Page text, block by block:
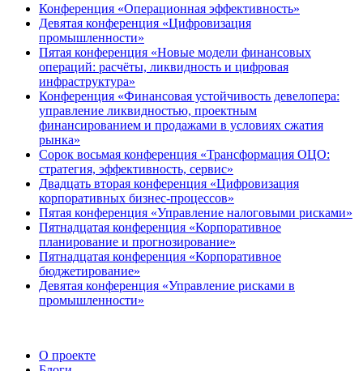
Конференция «Операционная эффективность»
Девятая конференция «Цифровизация
промышленности»
Пятая конференция «Новые модели финансовых
операций: расчёты, ликвидность и цифровая
инфраструктура»
Конференция «Финансовая устойчивость девелопера:
управление ликвидностью, проектным
финансированием и продажами в условиях сжатия
рынка»
Сорок восьмая конференция «Трансформация ОЦО:
стратегия, эффективность, сервис»
Двадцать вторая конференция «Цифровизация
корпоративных бизнес-процессов»
Пятая конференция «Управление налоговыми рисками»
Пятнадцатая конференция «Корпоративное
планирование и прогнозирование»
Пятнадцатая конференция «Корпоративное
бюджетирование»
Девятая конференция «Управление рисками в
промышленности»
О проекте